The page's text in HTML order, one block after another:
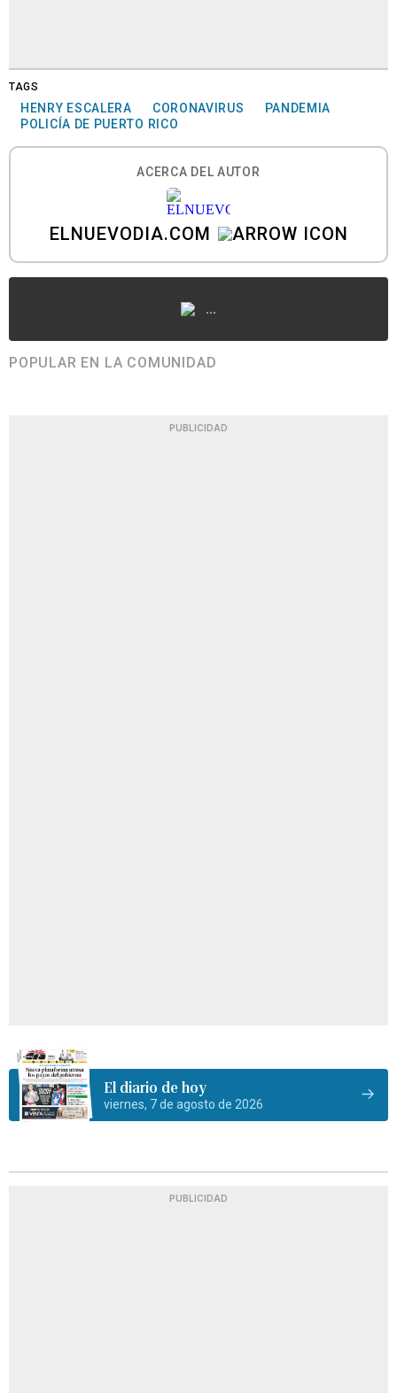
TAGS
HENRY ESCALERA CORONAVIRUS
PANDEMIA
POLICÍA DE PUERTO RICO
ACERCA DEL AUTOR
ELNUEVODIA.COM
...
POPULAR EN LA COMUNIDAD
PUBLICIDAD
El diario de hoy
viernes, 7 de agosto de 2026
PUBLICIDAD